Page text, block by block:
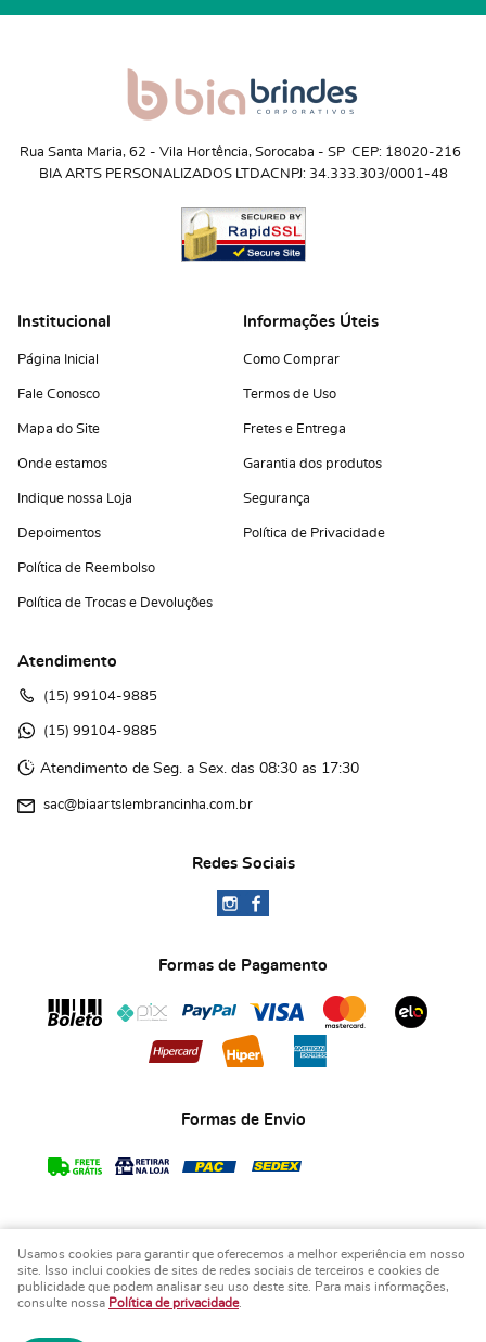
Rua Santa Maria, 62 - Vila Hortência, Sorocaba - SP CEP: 18020-216
BIA ARTS PERSONALIZADOS LTDACNPJ: 34.333.303/0001-48
Institucional
Página Inicial
Fale Conosco
Mapa do Site
Onde estamos
Indique nossa Loja
Depoimentos
Política de Reembolso
Política de Trocas e Devoluções
Informações Úteis
Como Comprar
Termos de Uso
Fretes e Entrega
Garantia dos produtos
Segurança
Política de Privacidade
Atendimento
(15) 99104-9885
(15) 99104-9885
Atendimento de Seg. a Sex. das 08:30 as 17:30
sac@biaartslembrancinha.com.br
Redes Sociais
Formas de Pagamento
Formas de Envio
COPYRIGHT BIA ART'S LEMBRANCINHAS - 2026 - TODOS OS DIREITOS RESERVADOS.
LOJA VIRTUAL CRIADA POR
Usamos cookies para garantir que oferecemos a melhor experiência em nosso
site. Isso inclui cookies de sites de redes sociais de terceiros e cookies de
publicidade que podem analisar seu uso deste site. Para mais informações,
consulte nossa Política de privacidade.